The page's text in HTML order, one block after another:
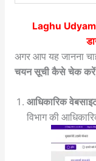
Laghu
अगर आप यह जानना
चयन सूची कैसे चेक करें
आधिकारिक
विभाग की